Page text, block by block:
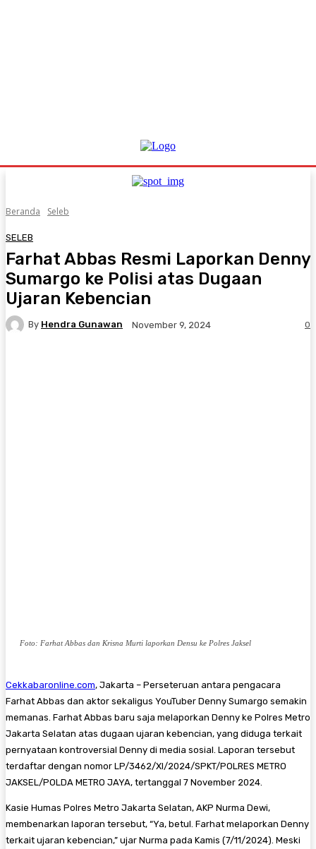
Beranda Seleb
SELEB
Farhat Abbas Resmi Laporkan Denny
Sumargo ke Polisi atas Dugaan
Ujaran Kebencian
By Hendra Gunawan November 9, 2024 0
Foto: Farhat Abbas dan Krisna Murti laporkan Densu ke Polres Jaksel
Cekkabaronline.com, Jakarta – Perseteruan antara pengacara
Farhat Abbas dan aktor sekaligus YouTuber Denny Sumargo semakin
memanas. Farhat Abbas baru saja melaporkan Denny ke Polres Metro
Jakarta Selatan atas dugaan ujaran kebencian, yang diduga terkait
pernyataan kontroversial Denny di media sosial. Laporan tersebut
terdaftar dengan nomor LP/3462/XI/2024/SPKT/POLRES METRO
JAKSEL/POLDA METRO JAYA, tertanggal 7 November 2024.
Kasie Humas Polres Metro Jakarta Selatan, AKP Nurma Dewi,
membenarkan laporan tersebut, “Ya, betul. Farhat melaporkan Denny
terkait ujaran kebencian,” ujar Nurma pada Kamis (7/11/2024). Meski